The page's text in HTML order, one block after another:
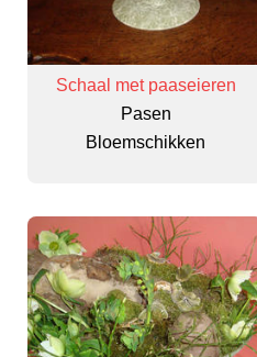
Schaal met paaseieren
Pasen
Bloemschikken